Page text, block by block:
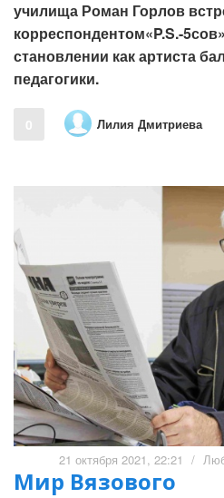
училища Роман Горлов
корреспондентом«P.S.-
становлении как артиста
педагогики.
0 Лилия Дмитриева
21 октября 2021, 22:21 /
Мир Вязового